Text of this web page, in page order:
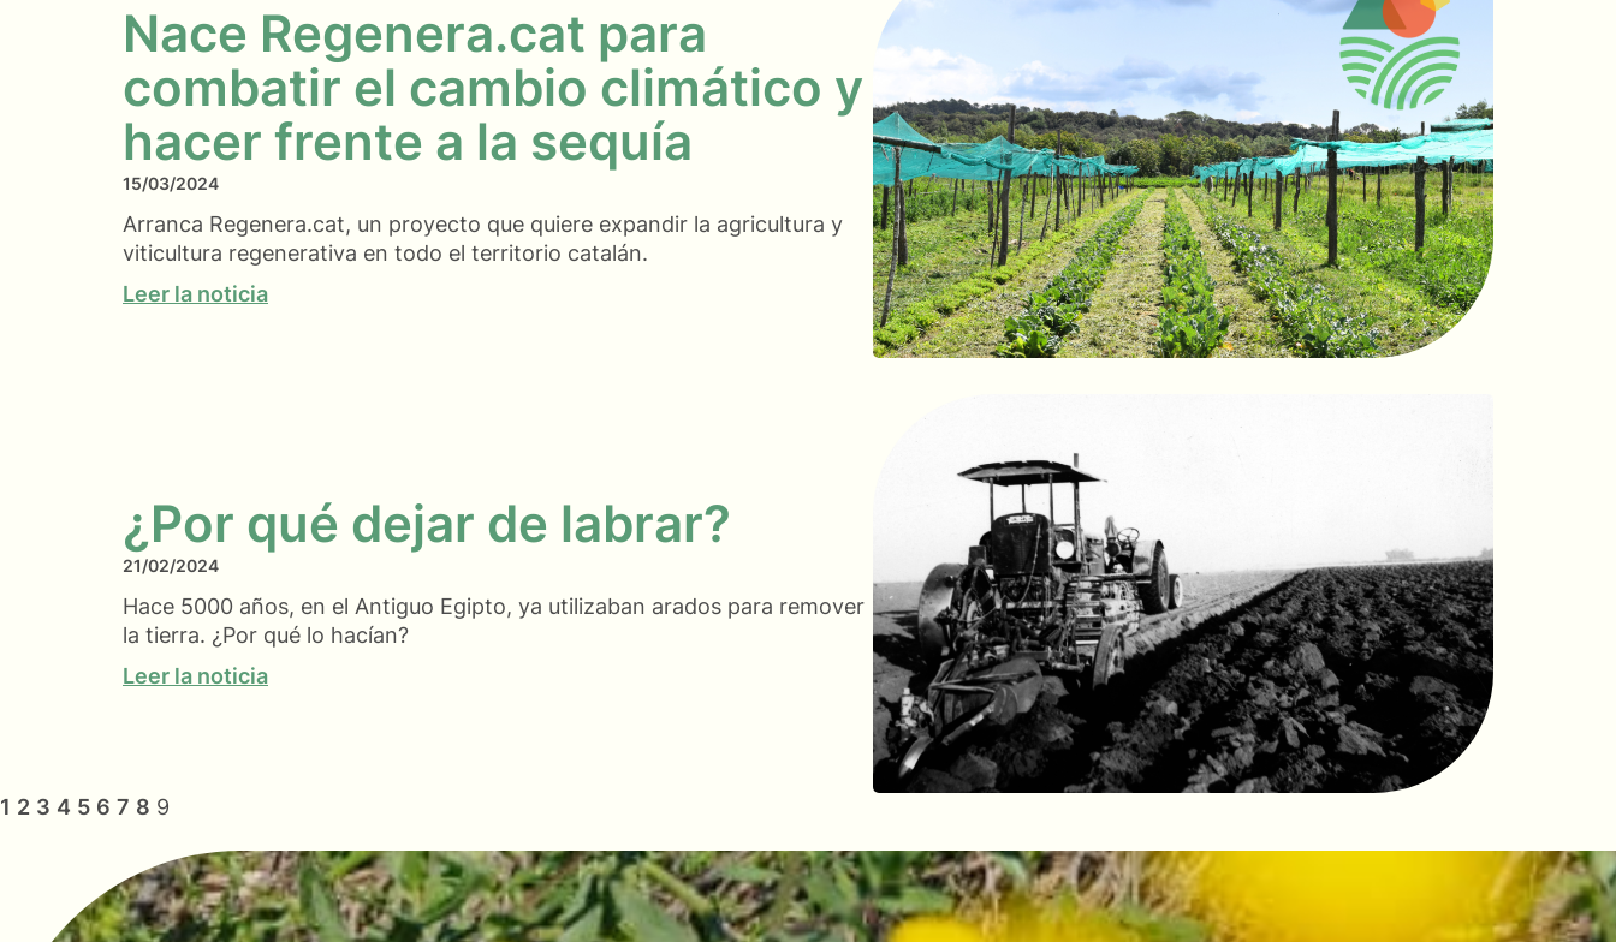
Nace Regenera.cat para
combatir el cambio climático y
hacer frente a la sequía
15/03/2024
Arranca Regenera.cat, un proyecto que quiere expandir la agricultura y
viticultura regenerativa en todo el territorio catalán.
Leer la noticia
¿Por qué dejar de labrar?
21/02/2024
Hace 5000 años, en el Antiguo Egipto, ya utilizaban arados para remover
la tierra. ¿Por qué lo hacían?
Leer la noticia
1 2 3 4 5 6 7 8 9